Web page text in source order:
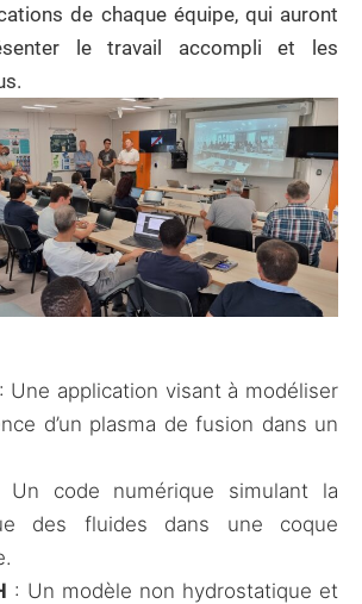
de chaque équipe, qui auront
le travail accompli et les
: Une application visant à modéliser
d’un plasma de fusion dans un
code numérique simulant la
des fluides dans une coque
: Un modèle non hydrostatique et